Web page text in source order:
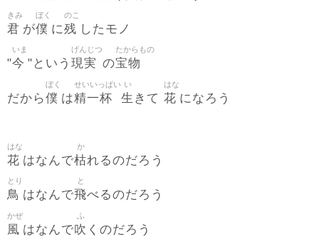
君
きみ
が僕
ぼく
に残
のこ
したモノ
"今
いま
"という 現実
げんじつ
の宝物
たからもの
だから僕
ぼく
は精一杯
せいいっぱい
生
い
きて 花
はな
になろう
花
はな
はなんで枯
か
れるのだろう
鳥
とり
はなんで飛
と
べるのだろう
風
かぜ
はなんで吹
ふ
くのだろう